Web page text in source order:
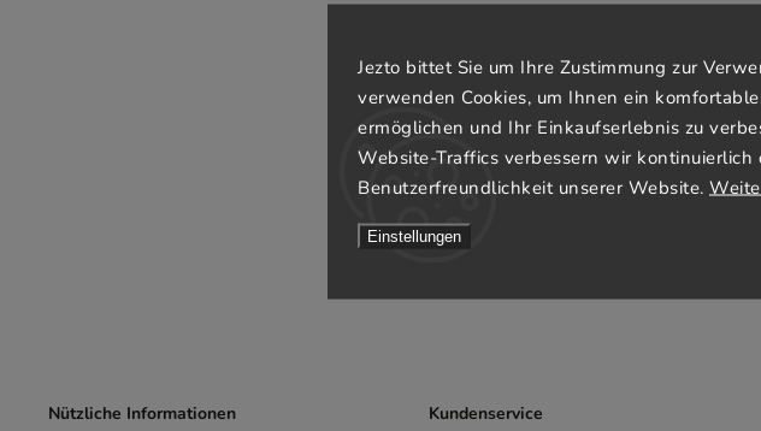
Jezto bittet Sie um Ihre Zustimmung zur
verwenden Cookies, um Ihnen ein
ermöglichen und Ihr Einkaufserlebnis zu
Website-Traffics verbessern wir kontinuierlich
Benutzerfreundlichkeit unserer Website.
Einstellungen
Nützliche Informationen Kundenservice